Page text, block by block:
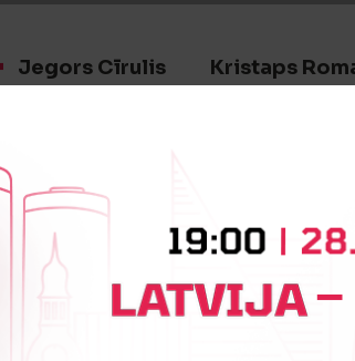
Jegors Cīrulis Kristaps
Eduards Emsis Ņikita